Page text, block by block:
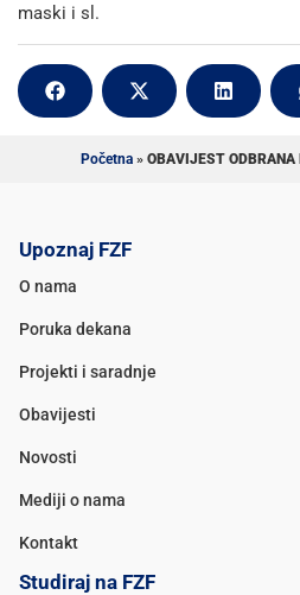
maski i sl.
Početna» OBAVIJEST ODBRANA
Upoznaj FZF
O nama
Poruka dekana
Projekti i saradnje
Obavijesti
Novosti
Mediji o nama
Kontakt
Studiraj na FZF